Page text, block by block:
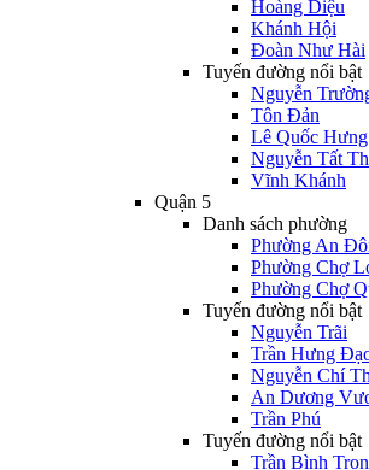
Hoàng Diệu
Khánh Hội
Đoàn Như Hài
Tuyến đường nổi bật
Nguyễn
Tôn Đản
Lê Quốc Hưng
Nguyễn Tất
Vĩnh Khánh
Quận 5
Danh sách phường
Phường An
Phường Chợ
Phường Chợ
Tuyến đường nổi bật
Nguyễn Trãi
Trần Hưng
Nguyễn Chí
An Dương
Trần Phú
Tuyến đường nổi bật
Trần Bình